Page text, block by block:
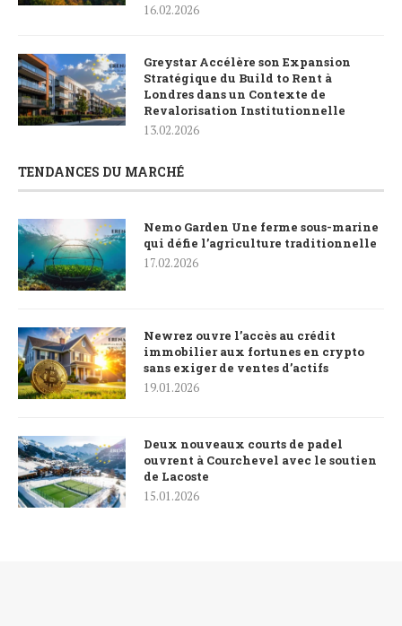
16.02.2026
Greystar Accélère son Expansion
Stratégique du Build to Rent à
Londres dans un Contexte de
Revalorisation Institutionnelle
13.02.2026
TENDANCES DU MARCHÉ
Nemo Garden Une ferme sous-marine
qui défie l’agriculture traditionnelle
17.02.2026
Newrez ouvre l’accès au crédit
immobilier aux fortunes en crypto
sans exiger de ventes d’actifs
19.01.2026
Deux nouveaux courts de padel
ouvrent à Courchevel avec le soutien
de Lacoste
15.01.2026